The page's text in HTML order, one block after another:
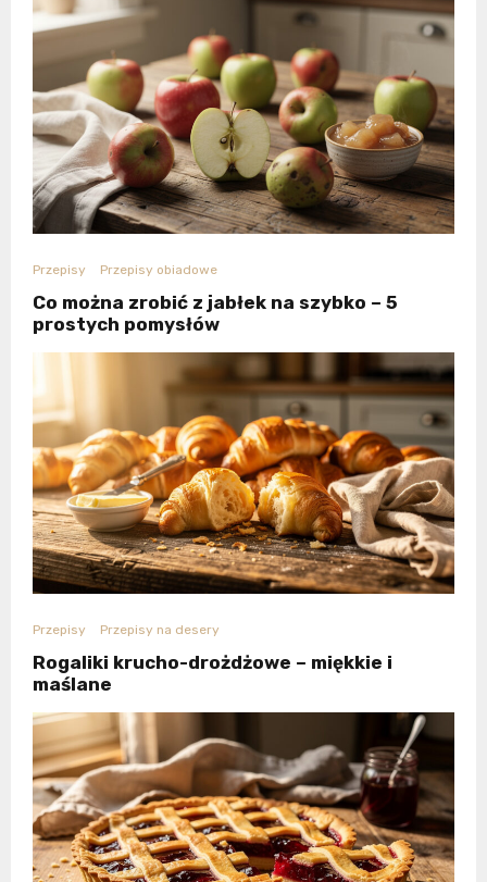
Przepisy Przepisy obiadowe
Co można zrobić z jabłek na szybko – 5
prostych pomysłów
Przepisy Przepisy na desery
Rogaliki krucho-drożdżowe – miękkie i
maślane